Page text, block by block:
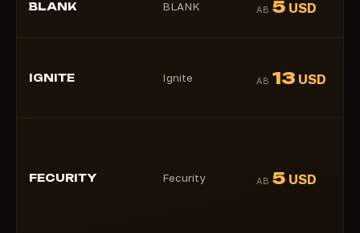
BLANK BLANK AB 5 USD
IGNITE Ignite AB 13 USD
FECURITY Fecurity AB 5 USD